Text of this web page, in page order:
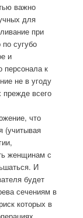
важно
для
при
сугубо
и
персонала к
не в угоду
прежде всего
что
(учитывая
женщинам с
И
будет
сечениям в
которых в